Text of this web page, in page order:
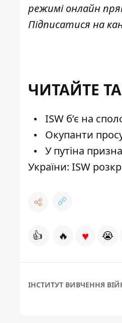
режимі онлайн
Підписатися на
ЧИТАЙТЕ
ISW б’є на
Окупанти
У путіна
України: ISW
👍 🔥 ♥ 😭
ІНСТИТУТ ВИВЧЕННЯ